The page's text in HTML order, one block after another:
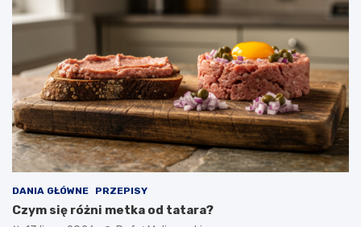
DANIA GŁÓWNE PRZEPISY
Czym się różni metka od tatara?